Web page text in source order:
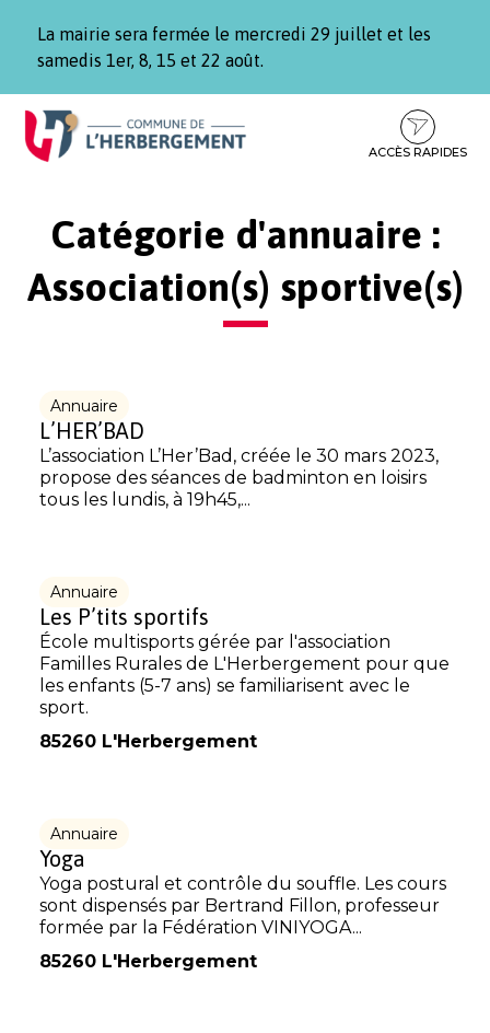
La mairie sera fermée le mercredi 29 juillet et les
samedis 1er, 8, 15 et 22 août.
Aller
Aller
contenu
Aller
pied
ACCÈS RAPIDES
Catégorie d'annuaire :
Association(s) sportive(s)
Annuaire
L’HER’BAD
L’association L’Her’Bad, créée le 30 mars 2023,
propose des séances de badminton en loisirs
tous les lundis, à 19h45,...
Annuaire
Les P’tits sportifs
École multisports gérée par l'association
Familles Rurales de L'Herbergement pour que
les enfants (5-7 ans) se familiarisent avec le
sport.
85260 L'Herbergement
Annuaire
Yoga
Yoga postural et contrôle du souffle. Les cours
sont dispensés par Bertrand Fillon, professeur
formée par la Fédération VINIYOGA...
85260 L'Herbergement